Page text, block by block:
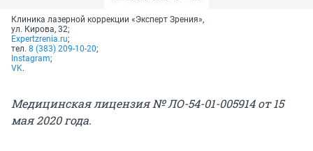
Клиника лазерной коррекции «Эксперт Зрения»,
ул. Кирова, 32;
Expertzrenia.ru;
тел. 8 (383) 209-10-20;
Instagram;
VK.
Медицинская лицензия № ЛО-54-01-005914 от 15
мая 2020 года.